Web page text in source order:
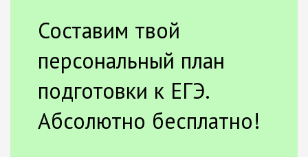
Составим твой
персональный план
подготовки к ЕГЭ.
Абсолютно бесплатно!